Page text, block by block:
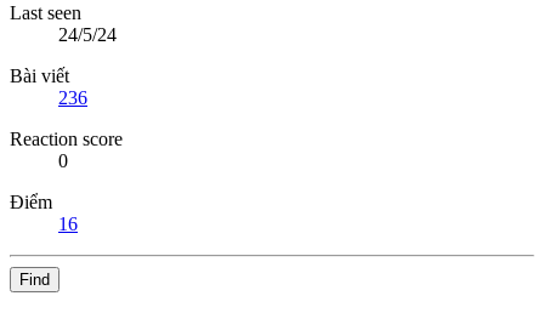
Last seen
24/5/24
Bài viết
236
Reaction score
0
Điểm
16
Find